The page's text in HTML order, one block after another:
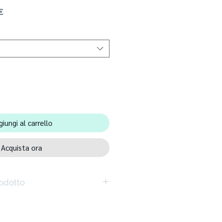
Prezzo
al carrello
Acquista ora
di facile manutenzione